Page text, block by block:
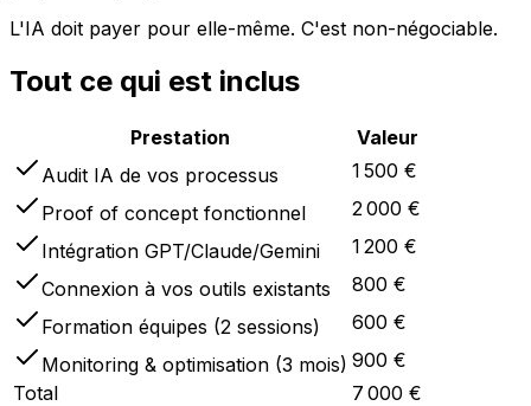
L'IA doit payer pour elle-même. C'est non-négociable.
Tout ce qui est inclus
Prestation
Valeur
Audit IA de vos processus
1 500 €
Proof of concept fonctionnel
2 000 €
Intégration GPT/Claude/Gemini
1 200 €
Connexion à vos outils existants
800 €
Formation équipes (2 sessions)
600 €
Monitoring & optimisation (3 mois) 900 €
Total
7 000 €